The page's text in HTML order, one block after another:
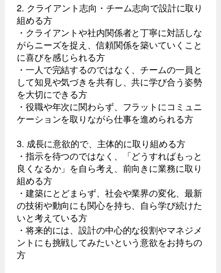
2. クライアント志向・チーム志向で設計に取り
組める方
・クライアントや社内関係者と丁寧に対話しな
がらニーズを捉え、信頼関係を築いていくこと
に喜びを感じられる方
・一人で完結するのではなく、チームの一員と
して知見や気づきを共有し、共に学び合う姿勢
を大切にできる方
・役職や年次に関わらず、フラットにコミュニ
ケーションを取りながら仕事を進められる方
3. 成長に意欲的で、主体的に取り組める方
・指示を待つのではなく、「どうすればもっと
良くなるか」を自ら考え、前向きに業務に取り
組める方
・建築にとどまらず、社会や業界の変化、最新
の技術や動向にも関心を持ち、自ら学び続けた
いと考えている方
・将来的には、設計の中心的な役割やマネジメ
ントにも挑戦してみたいという意欲をお持ちの
方